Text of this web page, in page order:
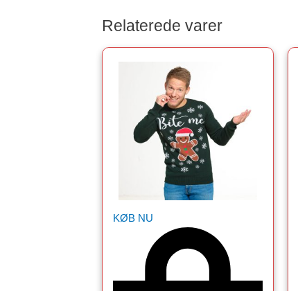
Relaterede varer
KØB NU